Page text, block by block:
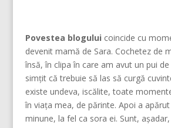
Povestea blogului coincide cu
devenit mamă de Sara. Cochetez de
însă, în clipa în care am avut un pui
simțit că trebuie să las să curgă
existe undeva, iscălite, toate
în viața mea, de părinte. Apoi a
minune, la fel ca sora ei. Sunt,